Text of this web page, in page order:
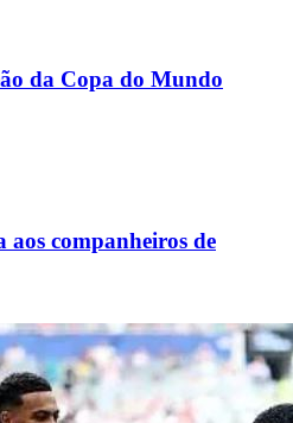
da Copa do Mundo
aos companheiros de